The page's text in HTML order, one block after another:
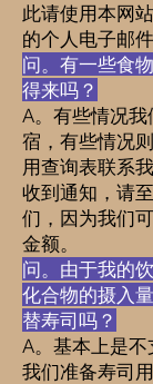
此请使用本网
的个人电子邮
问。有一些食
得来吗？
A。有些情况
宿，有些情况
用查询表联系
收到通知，请
们，因为我们
金额。
问。由于我的
化合物的摄入
替寿司吗？
A。基本上是不
我们准备寿司